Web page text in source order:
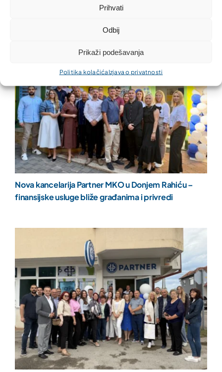
Prihvati
Odbij
Prikaži podešavanja
Politika kolačića Izjava o privatnosti
Nova kancelarija Partner MKO u Donjem Rahiću –
finansijske usluge bliže građanima i privredi